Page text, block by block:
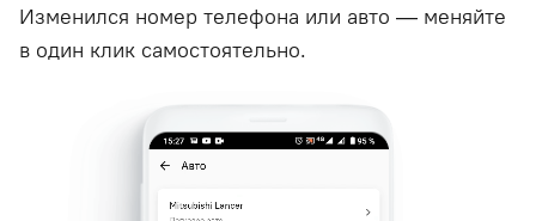
Изменился номер телефона или авто — меняйте
в один клик самостоятельно.